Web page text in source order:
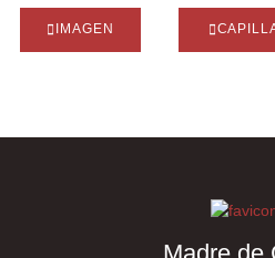
IMAGEN